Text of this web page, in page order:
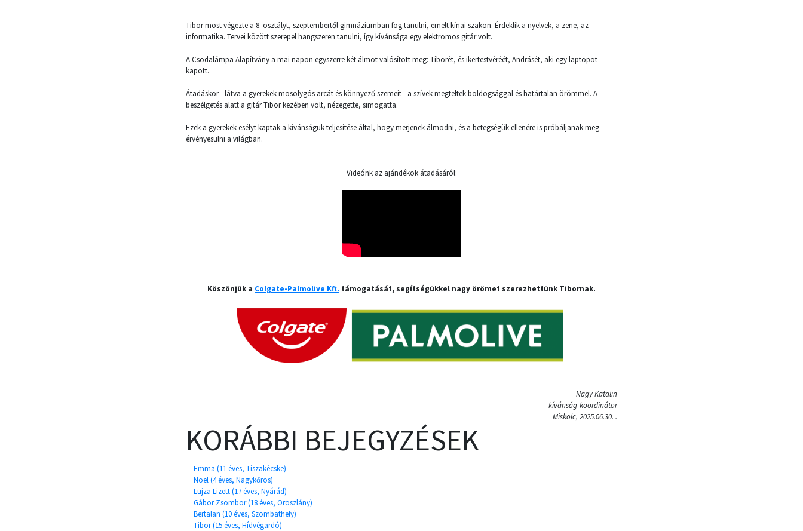
Tibor most végezte a 8. osztályt, szeptembertől gimnáziumban fog tanulni, emelt kínai szakon. Érdeklik a nyelvek, a zene, az
informatika. Tervei között szerepel hangszeren tanulni, így kívánsága egy elektromos gitár volt.
A Csodalámpa Alapítvány a mai napon egyszerre két álmot valósított meg: Tiborét, és ikertestvéréét, Andrásét, aki egy laptopot
kapott.
Átadáskor - látva a gyerekek mosolygós arcát és könnyező szemeit - a szívek megteltek boldogsággal és határtalan örömmel. A
beszélgetés alatt a gitár Tibor kezében volt, nézegette, simogatta.
Ezek a gyerekek esélyt kaptak a kívánságuk teljesítése által, hogy merjenek álmodni, és a betegségük ellenére is próbáljanak meg
érvényesülni a világban.
Videónk az ajándékok átadásáról:
Köszönjük a Colgate-Palmolive Kft. támogatását, segítségükkel nagy örömet szerezhettünk Tibornak.
Nagy Katalin
kívánság-koordinátor
Miskolc, 2025.06.30. .
KORÁBBI BEJEGYZÉSEK
Emma (11 éves, Tiszakécske)
Noel (4 éves, Nagykőrös)
Lujza Lizett (17 éves, Nyárád)
Gábor Zsombor (18 éves, Oroszlány)
Bertalan (10 éves, Szombathely)
Tibor (15 éves, Hídvégardó)